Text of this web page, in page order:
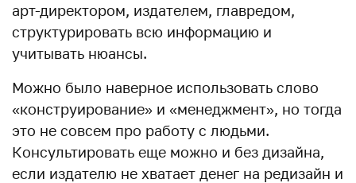
арт-директором, издателем, главредом,
структурировать всю информацию и
учитывать нюансы.
Можно было наверное использовать слово
«конструирование» и «менеджмент», но тогда
это не совсем про работу с людьми.
Консультировать еще можно и без дизайна,
если издателю не хватает денег на редизайн и